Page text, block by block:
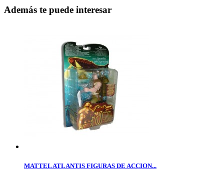
Además te puede interesar
MATTEL ATLANTIS FIGURAS DE ACCION...